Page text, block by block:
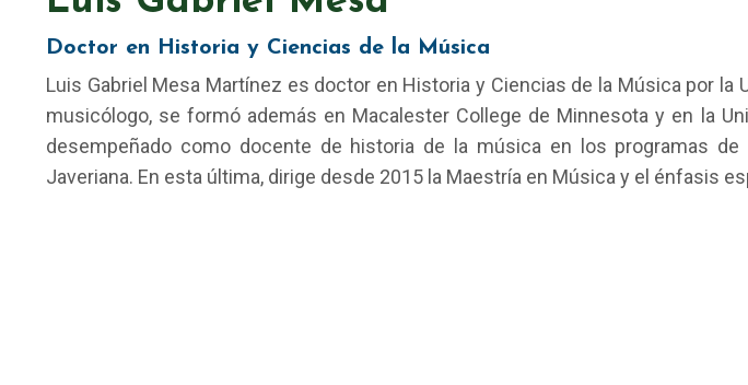
Doctor en Historia y Ciencias de la Música
Luis Gabriel Mesa Martínez es doctor en Historia y Ciencias de la Música por la
musicólogo, se formó además en Macalester College de Minnesota y en la
desempeñado como docente de historia de la música en los programas de
Javeriana. En esta última, dirige desde 2015 la Maestría en Música y el énfasis